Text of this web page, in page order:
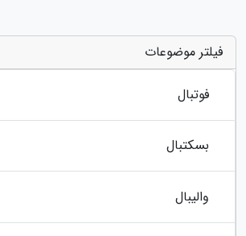
فیلتر موضوعات
فوتبال
بسکتبال
والیبال